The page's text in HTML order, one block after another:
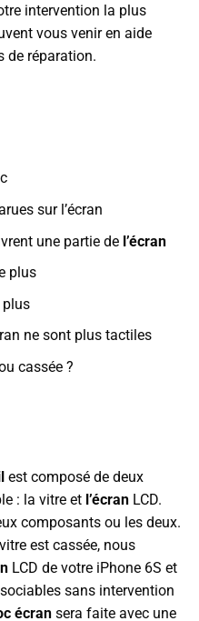
intervention la plus
vous venir en aide
de réparation.
sur l’écran
une partie de l’écran
plus
plus
ne sont plus tactiles
cassée ?
est composé de deux
: la vitre et l’écran LCD.
composants ou les deux.
est cassée, nous
LCD de votre iPhone 6S et
sans intervention
écran sera faite avec une